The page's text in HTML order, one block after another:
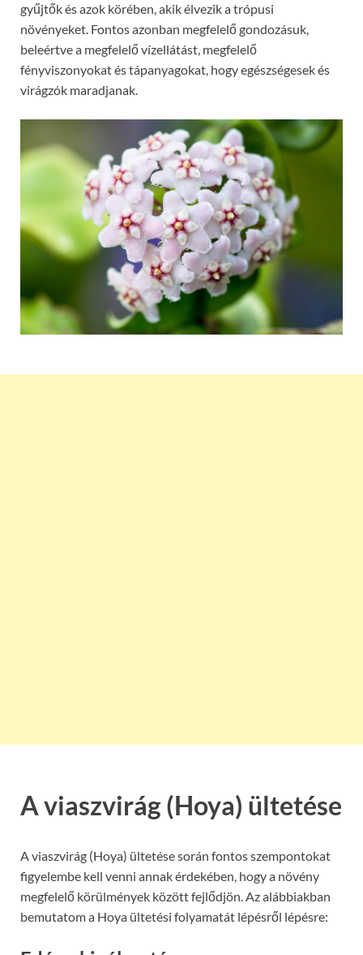
gyűjtők és azok körében, akik élvezik a trópusi
növényeket. Fontos azonban megfelelő gondozásuk,
beleértve a megfelelő vízellátást, megfelelő
fényviszonyokat és tápanyagokat, hogy egészségesek és
virágzók maradjanak.
A viaszvirág (Hoya) ültetése
A viaszvirág (Hoya) ültetése során fontos szempontokat
figyelembe kell venni annak érdekében, hogy a növény
megfelelő körülmények között fejlődjön. Az alábbiakban
bemutatom a Hoya ültetési folyamatát lépésről lépésre: